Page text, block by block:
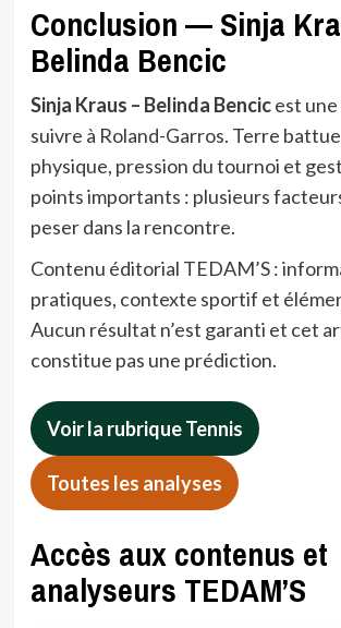
Conclusion — Sinja
Belinda Bencic
Sinja Kraus – Belinda Bencicest une
suivre à Roland-Garros. Terre
physique, pression du tournoi et
points importants : plusieurs
peser dans la rencontre.
Contenu éditorial TEDAM’S :
pratiques, contexte sportif et
Aucun résultat n’est garanti et cet
constitue pas une prédiction.
Voir la rubrique Tennis
Toutes les analyses
Accès aux contenus et
analyseurs TEDAM’S